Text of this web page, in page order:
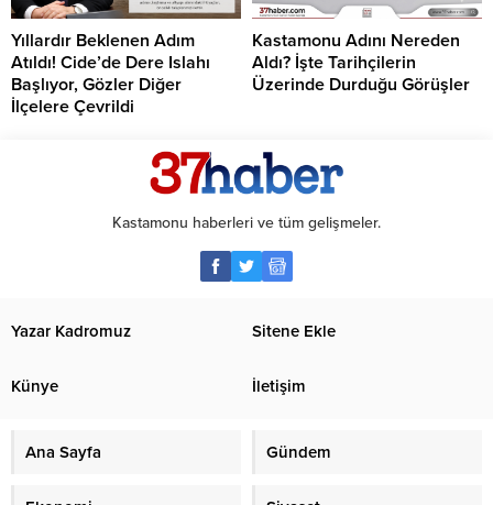
Yıllardır Beklenen Adım
Atıldı! Cide’de Dere Islahı
Başlıyor, Gözler Diğer
İlçelere Çevrildi
Kastamonu Adını Nereden
Aldı? İşte Tarihçilerin
Üzerinde Durduğu Görüşler
Kastamonu haberleri ve tüm gelişmeler.
Yazar Kadromuz Sitene Ekle
Künye İletişim
Ana Sayfa Gündem